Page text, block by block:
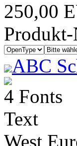
250,00
ABC
4 Fonts
Text
West